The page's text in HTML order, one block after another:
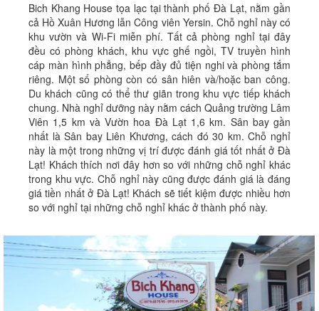
Bich Khang House tọa lạc tại thành phố Đà Lạt, nằm gần
cả Hồ Xuân Hương lẫn Công viên Yersin. Chỗ nghỉ này có
khu vườn và Wi-Fi miễn phí. Tất cả phòng nghỉ tại đây
đều có phòng khách, khu vực ghế ngồi, TV truyền hình
cáp màn hình phẳng, bếp đầy đủ tiện nghi và phòng tắm
riêng. Một số phòng còn có sân hiên và/hoặc ban công.
Du khách cũng có thể thư giãn trong khu vực tiếp khách
chung. Nhà nghỉ dưỡng này nằm cách Quảng trường Lâm
Viên 1,5 km và Vườn hoa Đà Lạt 1,6 km. Sân bay gần
nhất là Sân bay Liên Khương, cách đó 30 km. Chỗ nghỉ
này là một trong những vị trí được đánh giá tốt nhất ở Đà
Lạt! Khách thích nơi đây hơn so với những chỗ nghỉ khác
trong khu vực. Chỗ nghỉ này cũng được đánh giá là đáng
giá tiền nhất ở Đà Lạt! Khách sẽ tiết kiệm được nhiều hơn
so với nghỉ tại những chỗ nghỉ khác ở thành phố này.